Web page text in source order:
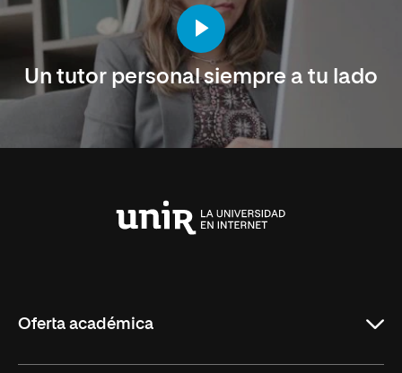
Un tutor personal siempre a tu lado
Oferta académica